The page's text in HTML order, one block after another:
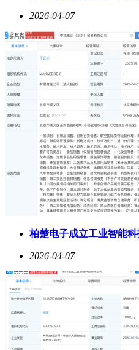
2026-04-07
柏楚电子成立工业智能科
2026-04-07